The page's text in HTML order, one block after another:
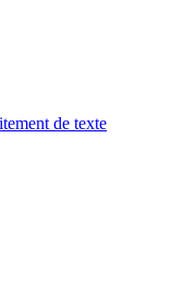
de texte